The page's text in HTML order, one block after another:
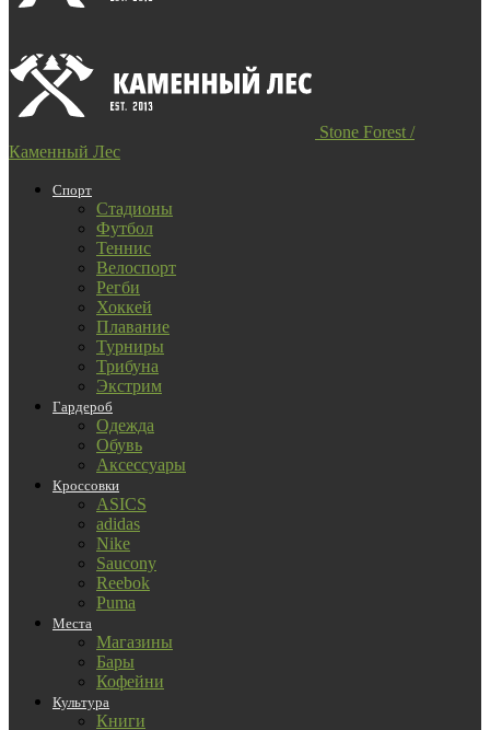
Stone Forest /
Каменный Лес
Спорт
Стадионы
Футбол
Теннис
Велоспорт
Регби
Хоккей
Плавание
Турниры
Трибуна
Экстрим
Гардероб
Одежда
Обувь
Аксессуары
Кроссовки
ASICS
adidas
Nike
Saucony
Reebok
Puma
Места
Магазины
Бары
Кофейни
Культура
Книги